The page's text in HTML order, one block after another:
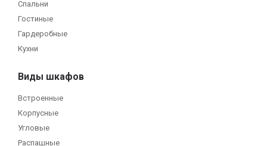
Спальни
Гостиные
Гардеробные
Кухни
Виды шкафов
Встроенные
Корпусные
Угловые
Распашные